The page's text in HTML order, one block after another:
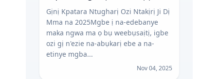
Gịnị Kpatara Ntugharị Ozi Ntakịrị Ji Dị
Mma na 2025Mgbe ị na-edebanye
maka ngwa ma ọ bụ weebụsaịtị, igbe
ozi gị n'ezie na-abụkarị ebe a na-
etinye mgba...
Nov 04, 2025